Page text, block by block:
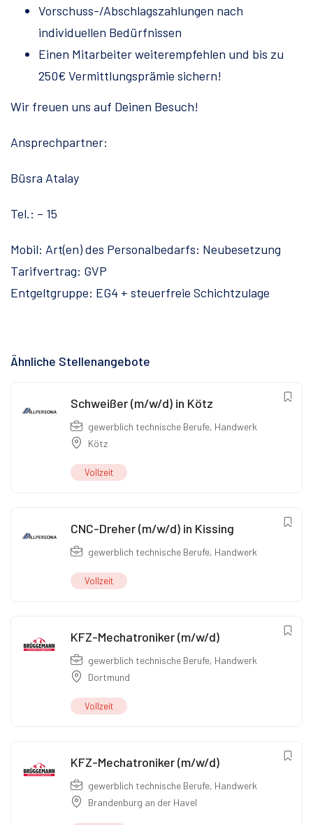
Vorschuss-/Abschlagszahlungen nach
individuellen Bedürfnissen
Einen Mitarbeiter weiterempfehlen und bis zu
250€ Vermittlungsprämie sichern!
Wir freuen uns auf Deinen Besuch!
Ansprechpartner:
Büsra Atalay
Tel.: – 15
Mobil: Art(en) des Personalbedarfs: Neubesetzung
Tarifvertrag: GVP
Entgeltgruppe: EG4 + steuerfreie Schichtzulage
Ähnliche Stellenangebote
Schweißer (m/w/d) in Kötz
gewerblich technische Berufe, Handwerk
Kötz
Vollzeit
CNC-Dreher (m/w/d) in Kissing
gewerblich technische Berufe, Handwerk
Vollzeit
KFZ-Mechatroniker (m/w/d)
gewerblich technische Berufe, Handwerk
Dortmund
Vollzeit
KFZ-Mechatroniker (m/w/d)
gewerblich technische Berufe, Handwerk
Brandenburg an der Havel